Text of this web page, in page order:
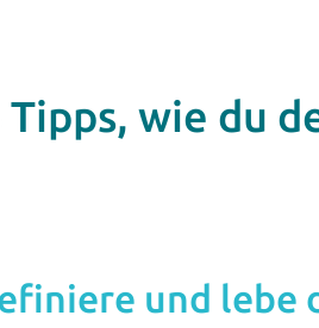
Tipps, wie du
und lebe